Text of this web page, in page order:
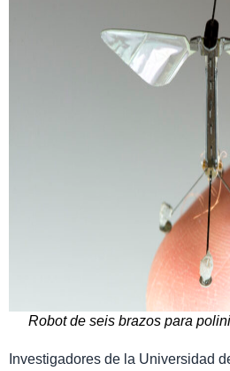
Robot de seis brazos para
Investigadores de la Universidad